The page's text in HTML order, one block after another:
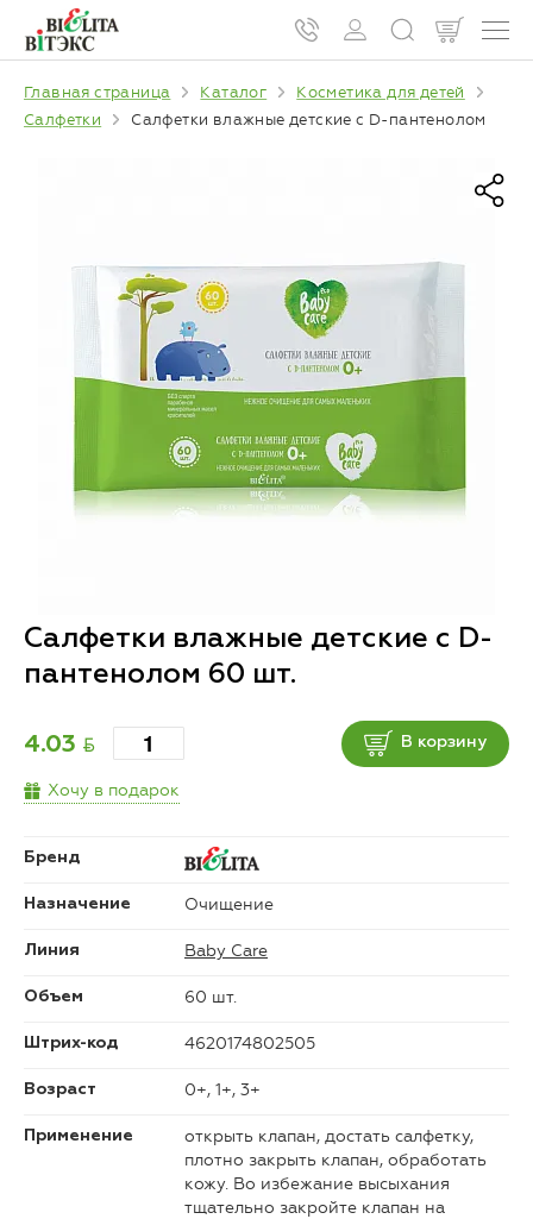
Главная страница Каталог
Косметика для детей
Салфетки
Салфетки влажные детские с D-пантенолом
Салфетки влажные детские с D-
пантенолом 60 шт.
4.03 BYN В корзину
Хочу в подарок
Бренд
Назначение Очищение
Линия Baby Care
Объем 60 шт.
Штрих-код 4620174802505
Возраст 0+, 1+, 3+
Применение
открыть клапан, достать салфетку,
плотно закрыть клапан, обработать
кожу. Во избежание высыхания
тщательно закройте клапан на